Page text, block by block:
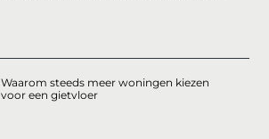
Waarom steeds meer woningen kiezen
voor een gietvloer